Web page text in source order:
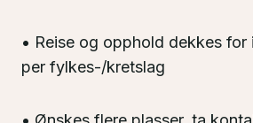
• Reise og opphold dekkes for
per fylkes-/kretslag